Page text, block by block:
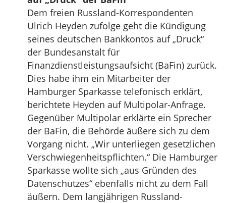
Dem freien Russland-Korrespondenten
Ulrich Heyden zufolge geht die Kündigung
seines deutschen Bankkontos auf „Druck“
der Bundesanstalt für
Finanzdienstleistungsaufsicht (BaFin) zurück.
Dies habe ihm ein Mitarbeiter der
Hamburger Sparkasse telefonisch erklärt,
berichtete Heyden auf Multipolar-Anfrage.
Gegenüber Multipolar erklärte ein Sprecher
der BaFin, die Behörde äußere sich zu dem
Vorgang nicht. „Wir unterliegen gesetzlichen
Verschwiegenheitspflichten.“ Die Hamburger
Sparkasse wollte sich „aus Gründen des
Datenschutzes“ ebenfalls nicht zu dem Fall
äußern. Dem langjährigen Russland-